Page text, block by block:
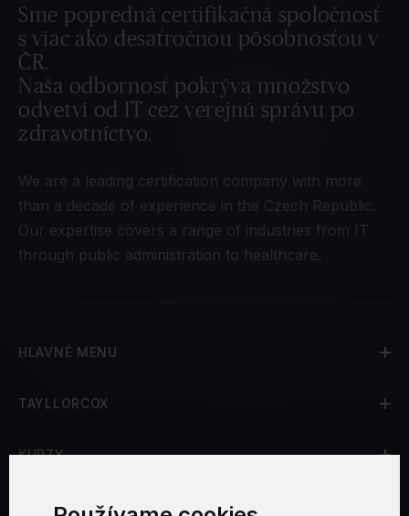
Sme popredná certifikačná spoločnosť
s viac ako desaťročnou pôsobnosťou v
ČR.
Naša odbornosť pokrýva množstvo
odvetví od IT cez verejnú správu po
zdravotníctvo.
We are a leading certification company with more
than a decade of experience in the Czech Republic.
Our expertise covers a range of industries from IT
through public administration to healthcare.
HLAVNÉ MENU
TAYLLORCOX
KURZY
CERTIFIKÁCIE